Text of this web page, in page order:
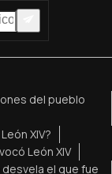
del pueblo
XIV?
León XIV
el que fue